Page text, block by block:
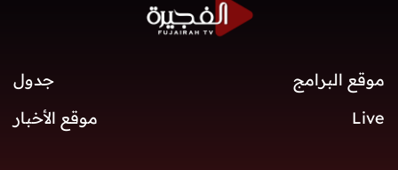
موقع البرامج
جدول
Live
موقع الأخبار